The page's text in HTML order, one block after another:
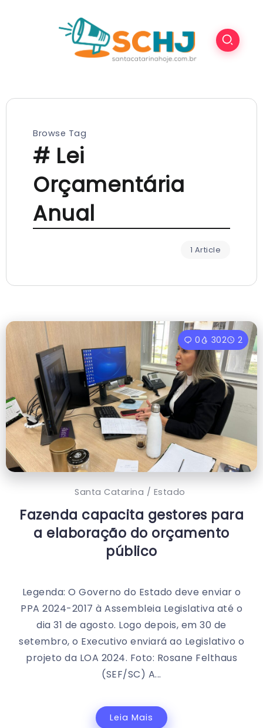
Browse Tag
# Lei
Orçamentária
Anual
1 Article
0 302 2
Santa Catarina / Estado
Fazenda capacita gestores para
a elaboração do orçamento
público
Legenda: O Governo do Estado deve enviar o
PPA 2024-2017 à Assembleia Legislativa até o
dia 31 de agosto. Logo depois, em 30 de
setembro, o Executivo enviará ao Legislativo o
projeto da LOA 2024. Foto: Rosane Felthaus
(SEF/SC) A...
Leia Mais